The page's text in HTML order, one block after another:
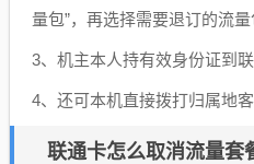
量包”，再选择需要退订的流量
3、机主本人持有效身份证到
4、还可本机直接拨打归属地客
联通卡怎么取消流量套